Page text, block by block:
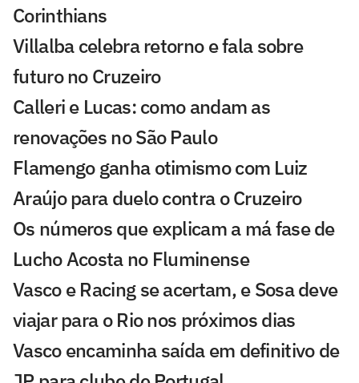
Corinthians
Villalba celebra retorno e fala sobre
futuro no Cruzeiro
Calleri e Lucas: como andam as
renovações no São Paulo
Flamengo ganha otimismo com Luiz
Araújo para duelo contra o Cruzeiro
Os números que explicam a má fase de
Lucho Acosta no Fluminense
Vasco e Racing se acertam, e Sosa deve
viajar para o Rio nos próximos dias
Vasco encaminha saída em definitivo de